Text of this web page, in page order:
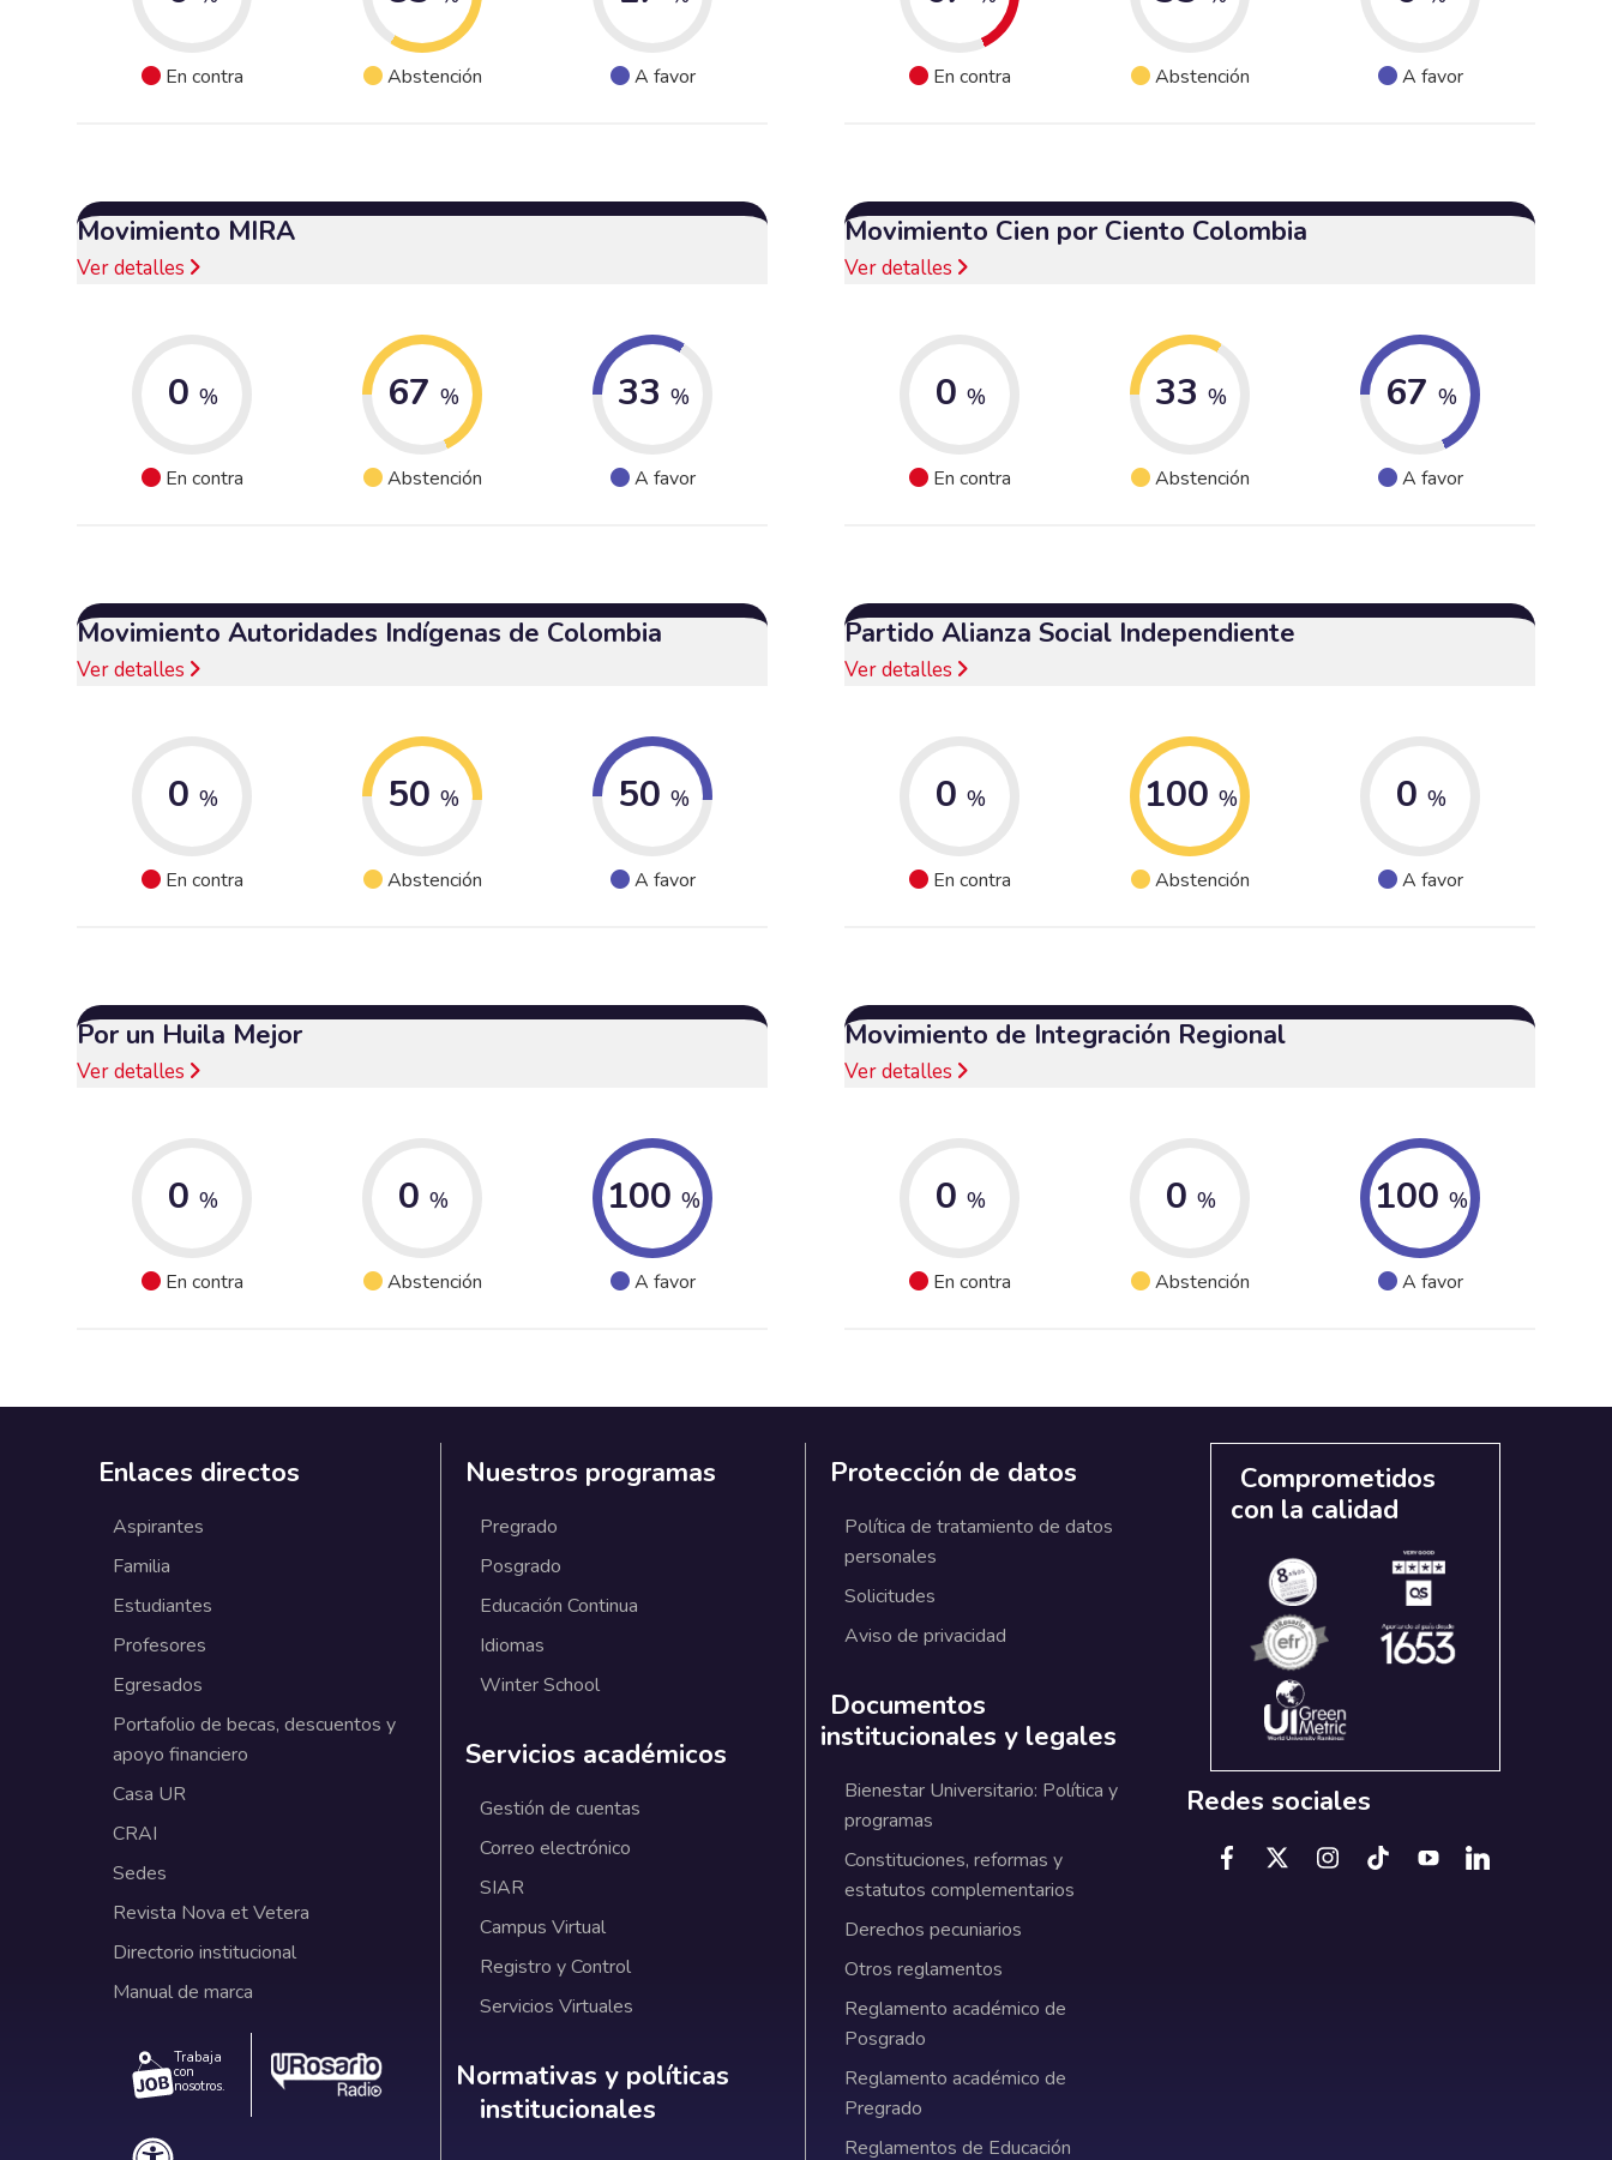
En contra Abstención A favor En contra Abstención A favor
Movimiento MIRA
Ver detalles
0 %
En contra
67 %
Abstención
33 %
A favor
Movimiento Cien por Ciento Colombia
Ver detalles
0 %
En contra
33 %
Abstención
67 %
A favor
Movimiento Autoridades Indígenas de Colombia
Ver detalles
0 %
En contra
50 %
Abstención
50 %
A favor
Partido Alianza Social Independiente
Ver detalles
0 %
En contra
100 %
Abstención
0 %
A favor
Por un Huila Mejor
Ver detalles
0 %
En contra
0 %
Abstención
100 %
A favor
Movimiento de Integración Regional
Ver detalles
0 %
En contra
0 %
Abstención
100 %
A favor
Enlaces directos
Aspirantes
Familia
Estudiantes
Profesores
Egresados
Portafolio de becas, descuentos y
apoyo financiero
Casa UR
CRAI
Sedes
Revista Nova et Vetera
Directorio institucional
Manual de marca
Trabaja
con
nosotros.
Nuestros programas
Pregrado
Posgrado
Educación Continua
Idiomas
Winter School
Servicios académicos
Gestión de cuentas
Correo electrónico
SIAR
Campus Virtual
Registro y Control
Servicios Virtuales
Normativas y políticas institucionales
Normativas y políticas
institucionales
Protección de datos
Política de tratamiento de datos
personales
Solicitudes
Aviso de privacidad
Documentos
institucionales y legales
Bienestar Universitario: Política y
programas
Constituciones, reformas y
estatutos complementarios
Derechos pecuniarios
Otros reglamentos
Reglamento académico de
Posgrado
Reglamento académico de
Pregrado
Reglamentos de Educación
Comprometidos
con la calidad
Redes sociales